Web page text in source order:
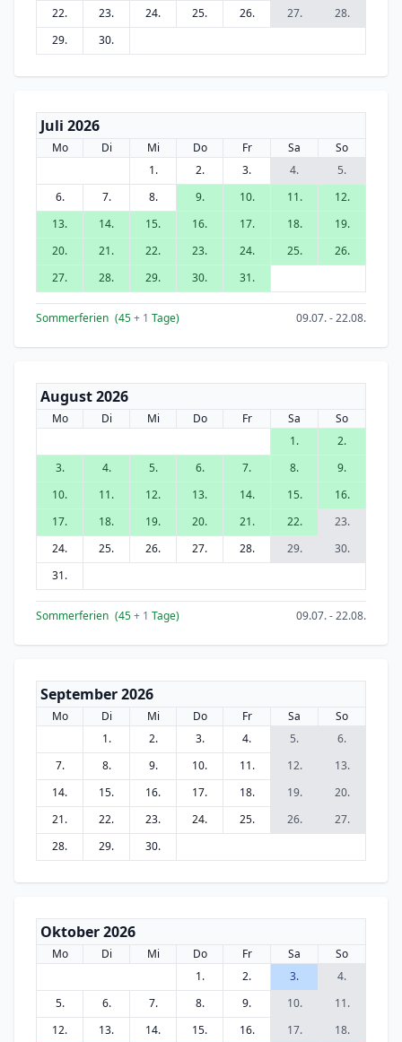
22. 23. 24. 25. 26. 27.
28.
29.
30.
Juli 2026
Mo Di Mi Do Fr Sa
So
1.
2. 3. 4.
5.
6.
7. 8. 9. 10. 11.
12.
13.
14. 15. 16. 17. 18.
19.
20.
21. 22. 23. 24. 25.
26.
27.
28. 29. 30. 31.
Sommerferien (45+ 1 Tage) 09.07. - 22.08.
August 2026
Mo Di Mi Do Fr Sa
So
1.
2.
3.
4. 5. 6. 7. 8.
9.
10.
11. 12. 13. 14. 15.
16.
17.
18. 19. 20. 21. 22.
23.
24.
25. 26. 27. 28. 29.
30.
31.
Sommerferien (45+ 1 Tage) 09.07. - 22.08.
September 2026
Mo Di Mi Do Fr Sa
So
1.
2. 3. 4. 5.
6.
7.
8. 9. 10. 11. 12.
13.
14.
15. 16. 17. 18. 19.
20.
21.
22. 23. 24. 25. 26.
27.
28.
29. 30.
Oktober 2026
Mo Di Mi Do Fr Sa
So
1.
2. 3.
4.
5.
6. 7. 8. 9. 10.
11.
12.
13. 14. 15. 16. 17.
18.